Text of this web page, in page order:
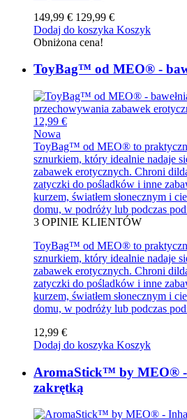
149,99 € 129,99 €
Dodaj do koszyka Koszyk
Obniżona cena!
ToyBag™ od MEO® -
12,99 €
Nowa
ToyBag™ od MEO® to
sznurkiem, który idealnie nadaje
zabawek erotycznych. Chroni
zatyczki do pośladków i inne
kurzem, światłem słonecznym i
domu, w podróży lub podczas
3 OPINIE KLIENTÓW
ToyBag™ od MEO® to
sznurkiem, który idealnie nadaje
zabawek erotycznych. Chroni
zatyczki do pośladków i inne
kurzem, światłem słonecznym i
domu, w podróży lub podczas
12,99 €
Dodaj do koszyka Koszyk
AromaStick™ by MEO®
zakrętką